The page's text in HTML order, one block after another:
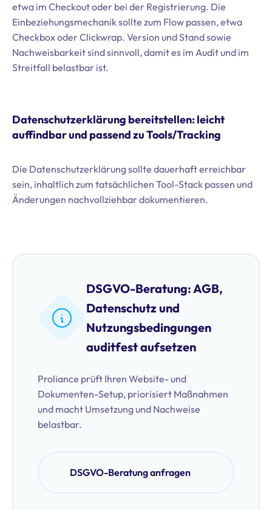
etwa im Checkout oder bei der Registrierung. Die
Einbeziehungsmechanik sollte zum Flow passen, etwa
Checkbox oder Clickwrap. Version und Stand sowie
Nachweisbarkeit sind sinnvoll, damit es im Audit und im
Streitfall belastbar ist.
Datenschutzerklärung bereitstellen: leicht
auffindbar und passend zu Tools/Tracking
Die Datenschutzerklärung sollte dauerhaft erreichbar
sein, inhaltlich zum tatsächlichen Tool-Stack passen und
Änderungen nachvollziehbar dokumentieren.
DSGVO-Beratung: AGB,
Datenschutz und
Nutzungsbedingungen
auditfest aufsetzen
Proliance prüft Ihren Website- und
Dokumenten-Setup, priorisiert Maßnahmen
und macht Umsetzung und Nachweise
belastbar.
DSGVO-Beratung anfragen